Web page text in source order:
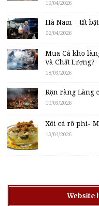
19/04/2026
Hà Nam – tất
02/04/2026
Mua Cá kho
và Chất Lượng?
18/03/2026
Rộn ràng Làng
10/03/2026
Xôi cá rô phi-
13/01/2026
Website